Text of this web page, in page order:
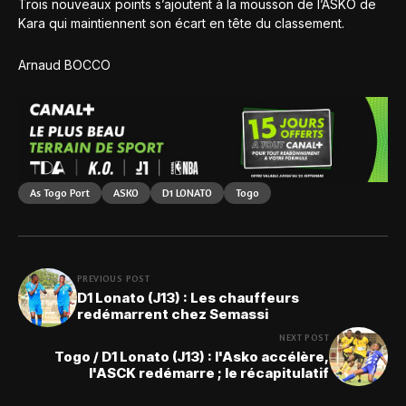
Trois nouveaux points s’ajoutent à la mousson de l’ASKO de
Kara qui maintiennent son écart en tête du classement.
Arnaud BOCCO
As Togo Port ASKO D1 LONATO Togo
PREVIOUS POST
D1 Lonato (J13) : Les chauffeurs
redémarrent chez Semassi
NEXT POST
Togo / D1 Lonato (J13) : l'Asko accélère,
l'ASCK redémarre ; le récapitulatif